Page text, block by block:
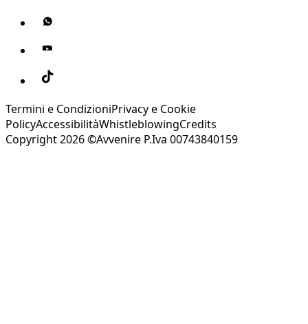
Termini e CondizioniPrivacy e Cookie
PolicyAccessibilitàWhistleblowingCredits
Copyright 2026 ©Avvenire P.Iva 00743840159